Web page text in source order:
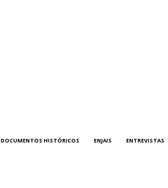
DOCUMENTOS HISTÓRICOS ENJAIS ENTREVISTAS